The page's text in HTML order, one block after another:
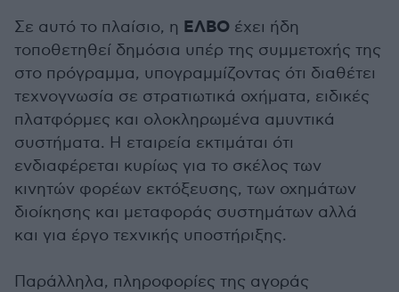
Σε αυτό το πλαίσιο, η ΕΛΒΟ έχει ήδη
τοποθετηθεί δημόσια υπέρ της συμμετοχής της
στο πρόγραμμα, υπογραμμίζοντας ότι διαθέτει
τεχνογνωσία σε στρατιωτικά οχήματα, ειδικές
πλατφόρμες και ολοκληρωμένα αμυντικά
συστήματα. Η εταιρεία εκτιμάται ότι
ενδιαφέρεται κυρίως για το σκέλος των
κινητών φορέων εκτόξευσης, των οχημάτων
διοίκησης και μεταφοράς συστημάτων αλλά
και για έργο τεχνικής υποστήριξης.
Παράλληλα, πληροφορίες της αγοράς